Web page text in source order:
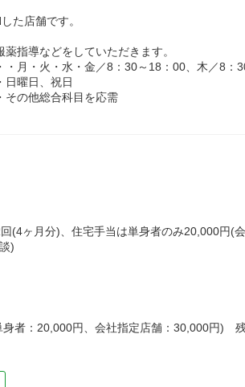
た店舗です。
指導などをしていただきます。
・月・火・水・金／8：30～18：00、木／8：
日曜日、祝日
その他総合科目を応需
(4ヶ月分)、住宅手当は単身者のみ20,000円(
)
者：20,000円、会社指定店舗：30,000円)